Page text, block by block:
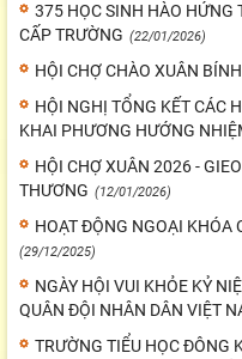
375 HỌC SINH HÀO HỨNG
CẤP TRƯỜNG (22/01/2026)
HỘI CHỢ CHÀO XUÂN
HỘI NGHỊ TỔNG KẾT CÁC
KHAI PHƯƠNG HƯỚNG
HỘI CHỢ XUÂN 2026 -
THƯƠNG (12/01/2026)
HOẠT ĐỘNG NGOẠI KHÓA
(29/12/2025)
NGÀY HỘI VUI KHỎE KỶ
QUÂN ĐỘI NHÂN DÂN VIỆT
TRƯỜNG TIỂU HỌC ĐÔNG